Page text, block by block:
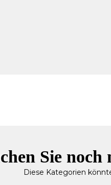
Sie
Diese Kategorien